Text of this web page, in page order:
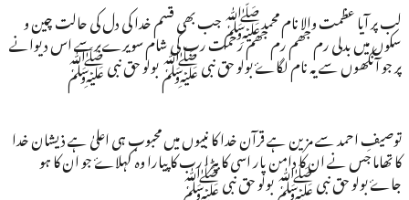
لب پر آیا عظمت والا نام محمدﷺ جب بھی قسم خدا کی دل کی حالت چین و
سکوں میں بدلی رم جھم رم جھم رحمت رب کی شام سویرےبرسے اس دیوانے
پر جو آنکھوں سے یہ نام لگاۓ بولو حق نبی ﷺ بولو حق نبی ﷺ
توصیفِ احمد سے مزین ہے قرآن خدا کا نبیوں میں محبوب ہی اعلیٰ ہے ذیشان خدا
کا تھاما جس نے ان کا دامن پار اسی کا بیڑا رب کا پیارا وہ کہلاۓ جو ان کا ہو
جاۓ بولو حق نبی ﷺ بولو حق نبی ﷺ